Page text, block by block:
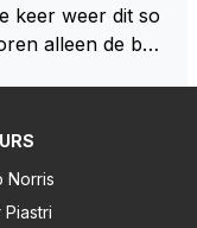
keer weer dit so
alleen de boa
gesloten de
paar jaar acht
zoeken of
Norris
Piastri